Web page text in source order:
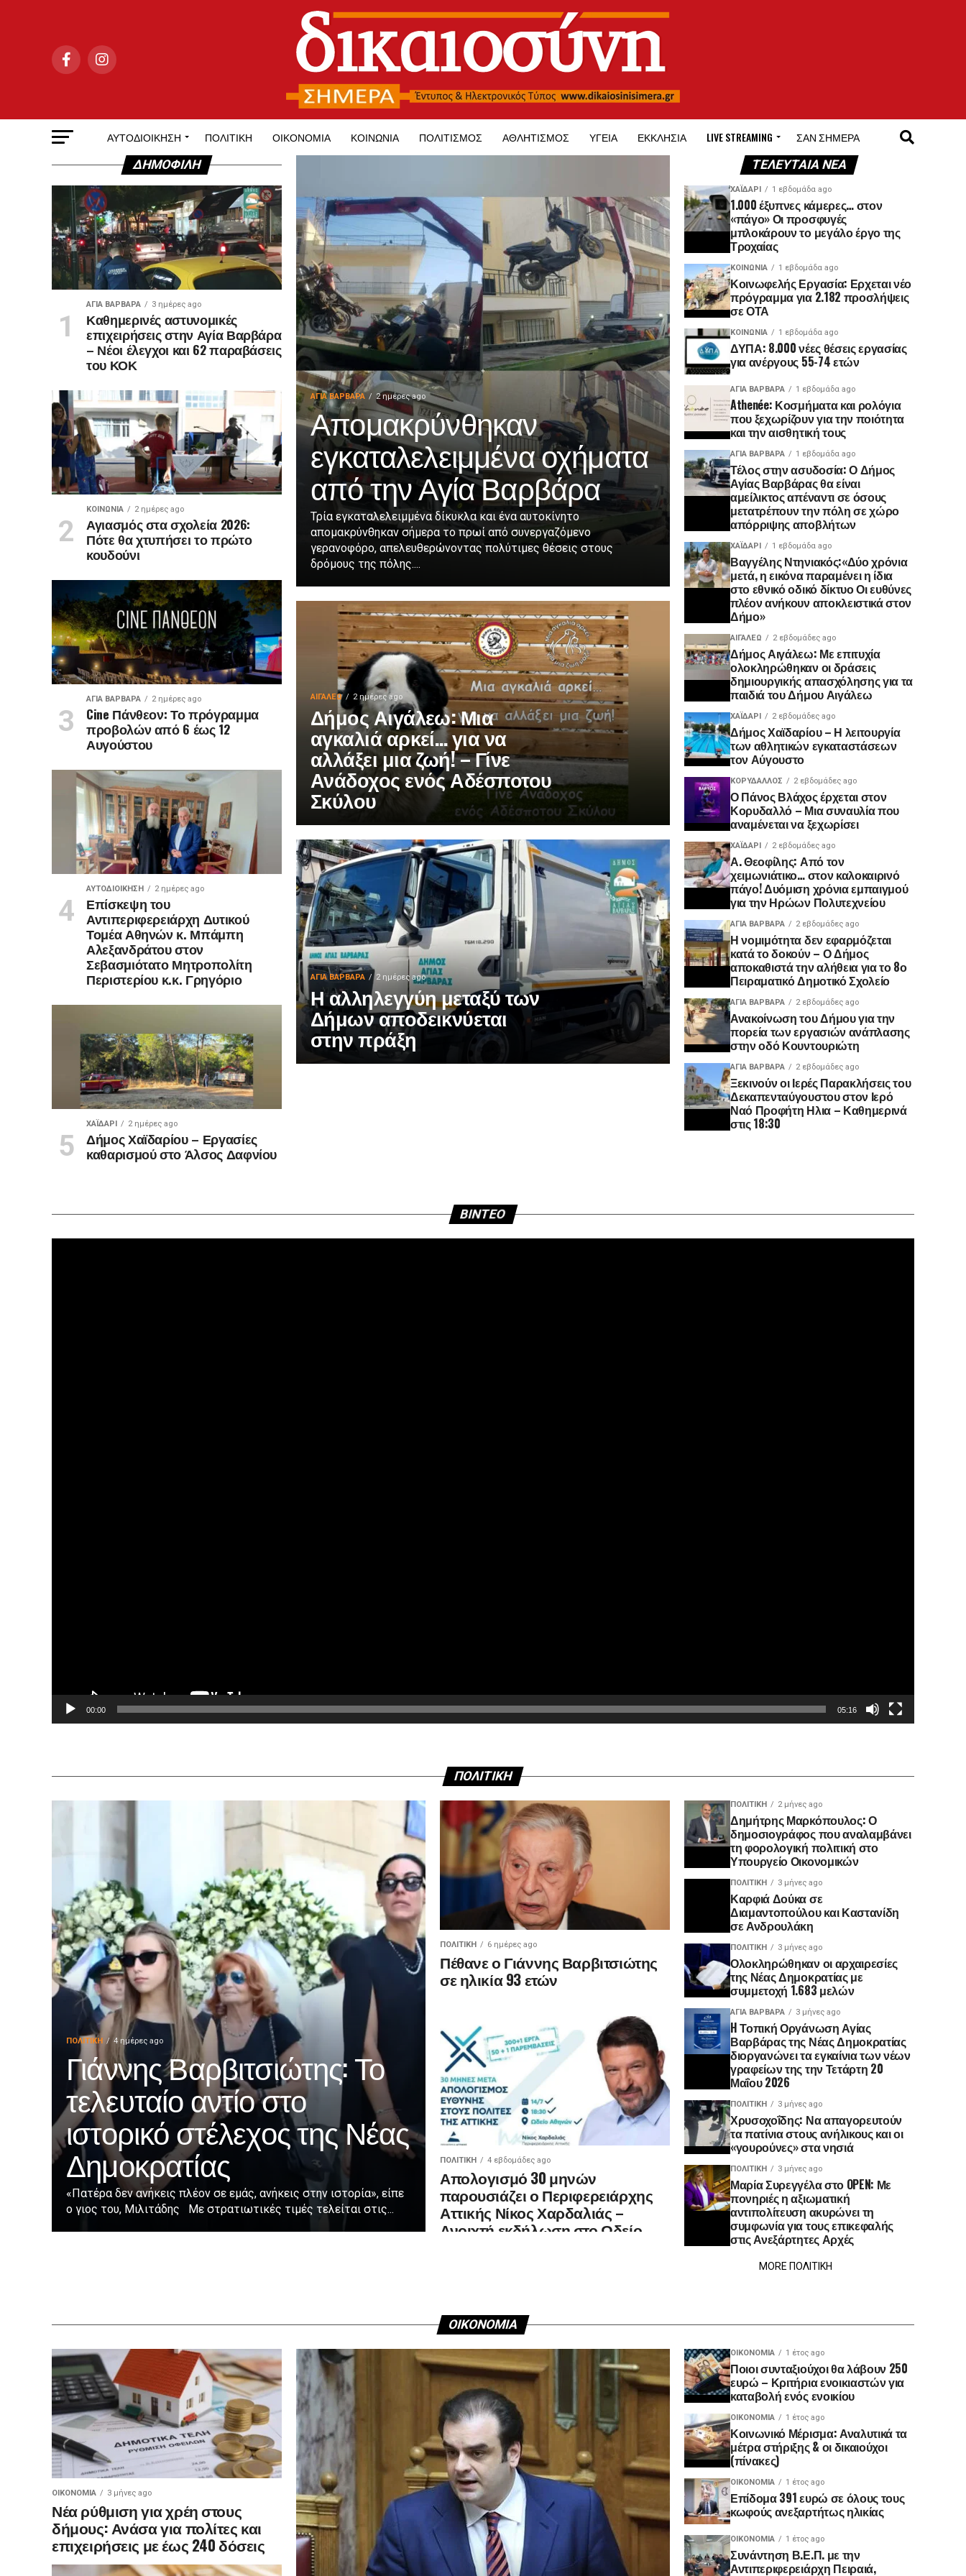
ΑΥΤΟΔΙΟΊΚΗΣΗ ΠΟΛΙΤΙΚΉ ΟΙΚΟΝΟΜΊΑ ΚΟΙΝΩΝΊΑ ΠΟΛΙΤΙΣΜΌΣ ΑΘΛΗΤΙΣΜΌΣ ΥΓΕΊΑ ΕΚΚΛΗΣΊΑ LIVE STREAMING ΣΑΝ ΣΉΜΕΡΑ
ΑΓΙΑ ΒΑΡΒΑΡΑ 2 ημέρες ago
Απομακρύνθηκαν
εγκαταλελειμμένα οχήματα
από την Αγία Βαρβάρα
Τρία εγκαταλελειμμένα δίκυκλα και ένα αυτοκίνητο
απομακρύνθηκαν σήμερα το πρωί από συνεργαζόμενο
γερανοφόρο, απελευθερώνοντας πολύτιμες θέσεις στους
δρόμους της πόλης....
ΑΙΓΑΛΕΩ 2 ημέρες ago
Δήμος Αιγάλεω: Μια
αγκαλιά αρκεί… για να
αλλάξει μια ζωή! – Γίνε
Ανάδοχος ενός Αδέσποτου
Σκύλου
ΑΓΙΑ ΒΑΡΒΑΡΑ 2 ημέρες ago
Η αλληλεγγύη μεταξύ των
Δήμων αποδεικνύεται
στην πράξη
ΔΗΜΟΦΙΛΉ
ΑΓΙΑ ΒΑΡΒΑΡΑ 3 ημέρες ago
Καθημερινές αστυνομικές
επιχειρήσεις στην Αγία Βαρβάρα
– Νέοι έλεγχοι και 62 παραβάσεις
του ΚΟΚ
ΚΟΙΝΩΝΊΑ 2 ημέρες ago
Αγιασμός στα σχολεία 2026:
Πότε θα χτυπήσει το πρώτο
κουδούνι
ΑΓΙΑ ΒΑΡΒΑΡΑ 2 ημέρες ago
Cine Πάνθεον: Το πρόγραμμα
προβολών από 6 έως 12
Αυγούστου
ΑΥΤΟΔΙΟΊΚΗΣΗ 2 ημέρες ago
Επίσκεψη του
Αντιπεριφερειάρχη Δυτικού
Τομέα Αθηνών κ. Μπάμπη
Αλεξανδράτου στον
Σεβασμιότατο Μητροπολίτη
Περιστερίου κ.κ. Γρηγόριο
ΧΑΪΔΑΡΙ 2 ημέρες ago
Δήμος Χαϊδαρίου – Εργασίες
καθαρισμού στο Άλσος Δαφνίου
ΤΕΛΕΥΤΑΊΑ ΝΈΑ
ΧΑΪΔΑΡΙ 1 εβδομάδα ago
1.000 έξυπνες κάμερες… στον
«πάγο» Οι προσφυγές
μπλοκάρουν το μεγάλο έργο της
Τροχαίας
ΚΟΙΝΩΝΊΑ 1 εβδομάδα ago
Κοινωφελής Εργασία: Ερχεται νέο
πρόγραμμα για 2.182 προσλήψεις
σε ΟΤΑ
ΚΟΙΝΩΝΊΑ 1 εβδομάδα ago
ΔΥΠΑ: 8.000 νέες θέσεις εργασίας
για ανέργους 55-74 ετών
ΑΓΙΑ ΒΑΡΒΑΡΑ 1 εβδομάδα ago
Athenée: Κοσμήματα και ρολόγια
που ξεχωρίζουν για την ποιότητα
και την αισθητική τους
ΑΓΙΑ ΒΑΡΒΑΡΑ 1 εβδομάδα ago
Τέλος στην ασυδοσία: Ο Δήμος
Αγίας Βαρβάρας θα είναι
αμείλικτος απέναντι σε όσους
μετατρέπουν την πόλη σε χώρο
απόρριψης αποβλήτων
ΧΑΪΔΑΡΙ 1 εβδομάδα ago
Βαγγέλης Ντηνιακός:«Δύο χρόνια
μετά, η εικόνα παραμένει η ίδια
στο εθνικό οδικό δίκτυο Οι ευθύνες
πλέον ανήκουν αποκλειστικά στον
Δήμο»
ΑΙΓΑΛΕΩ 2 εβδομάδες ago
Δήμος Αιγάλεω: Με επιτυχία
ολοκληρώθηκαν οι δράσεις
δημιουργικής απασχόλησης για τα
παιδιά του Δήμου Αιγάλεω
ΧΑΪΔΑΡΙ 2 εβδομάδες ago
Δήμος Χαϊδαρίου – Η λειτουργία
των αθλητικών εγκαταστάσεων
τον Αύγουστο
ΚΟΡΥΔΑΛΛΟΣ 2 εβδομάδες ago
Ο Πάνος Βλάχος έρχεται στον
Κορυδαλλό – Μια συναυλία που
αναμένεται να ξεχωρίσει
ΧΑΪΔΑΡΙ 2 εβδομάδες ago
Α. Θεοφίλης: Από τον
χειμωνιάτικο… στον καλοκαιρινό
πάγο! ​Δυόμιση χρόνια εμπαιγμού
για την Ηρώων Πολυτεχνείου
ΑΓΙΑ ΒΑΡΒΑΡΑ 2 εβδομάδες ago
Η νομιμότητα δεν εφαρμόζεται
κατά το δοκούν – Ο Δήμος
αποκαθιστά την αλήθεια για το 8ο
Πειραματικό Δημοτικό Σχολείο
ΑΓΙΑ ΒΑΡΒΑΡΑ 2 εβδομάδες ago
Ανακοίνωση του Δήμου για την
πορεία των εργασιών ανάπλασης
στην οδό Κουντουριώτη
ΑΓΙΑ ΒΑΡΒΑΡΑ 2 εβδομάδες ago
Ξεκινούν οι Ιερές Παρακλήσεις του
Δεκαπενταύγουστου στον Ιερό
Ναό Προφήτη Ηλια – Καθημερινά
στις 18:30
BINTEO
00:00 05:16
ΠΟΛΙΤΙΚΗ
ΠΟΛΙΤΙΚΉ 4 ημέρες ago
Γιάννης Βαρβιτσιώτης: Το
τελευταίο αντίο στο
ιστορικό στέλεχος της Νέας
Δημοκρατίας
«Πατέρα δεν ανήκεις πλέον σε εμάς, ανήκεις στην ιστορία», είπε
ο γιος του, Μιλιτάδης Με στρατιωτικές τιμές τελείται στις...
ΠΟΛΙΤΙΚΉ 6 ημέρες ago
Πέθανε ο Γιάννης Βαρβιτσιώτης
σε ηλικία 93 ετών
ΠΟΛΙΤΙΚΉ 4 εβδομάδες ago
Απολογισμό 30 μηνών
παρουσιάζει ο Περιφερειάρχης
Αττικής Νίκος Χαρδαλιάς –
Ανοιχτή εκδήλωση στο Ωδείο
ΠΟΛΙΤΙΚΉ 2 μήνες ago
Δημήτρης Μαρκόπουλος: Ο
δημοσιογράφος που αναλαμβάνει
τη φορολογική πολιτική στο
Υπουργείο Οικονομικών
ΠΟΛΙΤΙΚΉ 3 μήνες ago
Καρφιά Δούκα σε
Διαμαντοπούλου και Καστανίδη
σε Ανδρουλάκη
ΠΟΛΙΤΙΚΉ 3 μήνες ago
Ολοκληρώθηκαν οι αρχαιρεσίες
της Νέας Δημοκρατίας με
συμμετοχή 1.683 μελών
ΑΓΙΑ ΒΑΡΒΑΡΑ 3 μήνες ago
H Τοπική Οργάνωση Αγίας
Βαρβάρας της Νέας Δημοκρατίας
διοργανώνει τα εγκαίνια των νέων
γραφείων της την Τετάρτη 20
Μαΐου 2026
ΠΟΛΙΤΙΚΉ 3 μήνες ago
Χρυσοχοΐδης: Να απαγορευτούν
τα πατίνια στους ανήλικους και οι
«γουρούνες» στα νησιά
ΠΟΛΙΤΙΚΉ 3 μήνες ago
Μαρία Συρεγγέλα στο OPEN: Με
πονηριές η αξιωματική
αντιπολίτευση ακυρώνει τη
συμφωνία για τους επικεφαλής
στις Ανεξάρτητες Αρχές
MORE ΠΟΛΙΤΙΚΗ
ΟΙΚΟΝΟΜΙΑ
ΟΙΚΟΝΟΜΊΑ 3 μήνες ago
Νέα ρύθμιση για χρέη στους
δήμους: Ανάσα για πολίτες και
επιχειρήσεις με έως 240 δόσεις
ΟΙΚΟΝΟΜΊΑ 1 έτος ago
Ποιοι συνταξιούχοι θα λάβουν 250
ευρώ – Κριτήρια ενοικιαστών για
καταβολή ενός ενοικίου
ΟΙΚΟΝΟΜΊΑ 1 έτος ago
Κοινωνικό Μέρισμα: Αναλυτικά τα
μέτρα στήριξης & οι δικαιούχοι
(πίνακες)
ΟΙΚΟΝΟΜΊΑ 1 έτος ago
Επίδομα 391 ευρώ σε όλους τους
κωφούς ανεξαρτήτως ηλικίας
ΟΙΚΟΝΟΜΊΑ 1 έτος ago
Συνάντηση Β.Ε.Π. με την
Αντιπεριφερειάρχη Πειραιά,